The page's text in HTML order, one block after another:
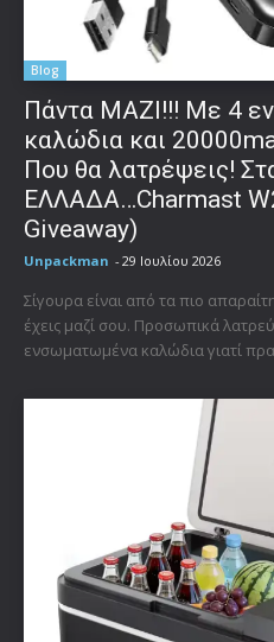
Blog
Πάντα ΜΑΖΙ!!! Με 4
καλώδια και
Που θα λατρέψεις!
ΕΛΛΑΔΑ…Charmast
Giveaway)
Unpackman - 29 Ιουλίου 2026
Σίγουρα είναι από τα πιο
έχεις μαζί σου. Προσωπικά
ενσωματωμένα καλώδια γιατί